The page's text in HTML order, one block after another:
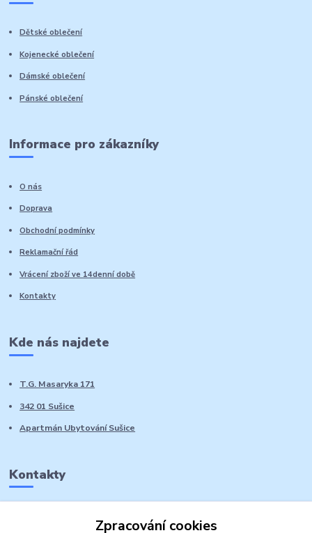
Dětské oblečení
Kojenecké oblečení
Dámské oblečení
Pánské oblečení
Informace pro zákazníky
O nás
Doprava
Obchodní podmínky
Reklamační řád
Vrácení zboží ve 14denní době
Kontakty
Kde nás najdete
T.G. Masaryka 171
342 01 Sušice
Apartmán Ubytování Sušice
Kontakty
Zpracování cookies